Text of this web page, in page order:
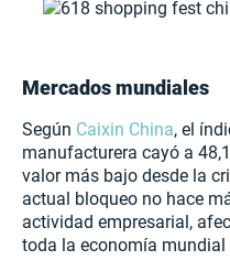
Mercados mundiales
Según Caixin China, el
manufacturera cayó a
valor más bajo desde la
actual bloqueo no hace
actividad empresarial,
toda la economía mundial